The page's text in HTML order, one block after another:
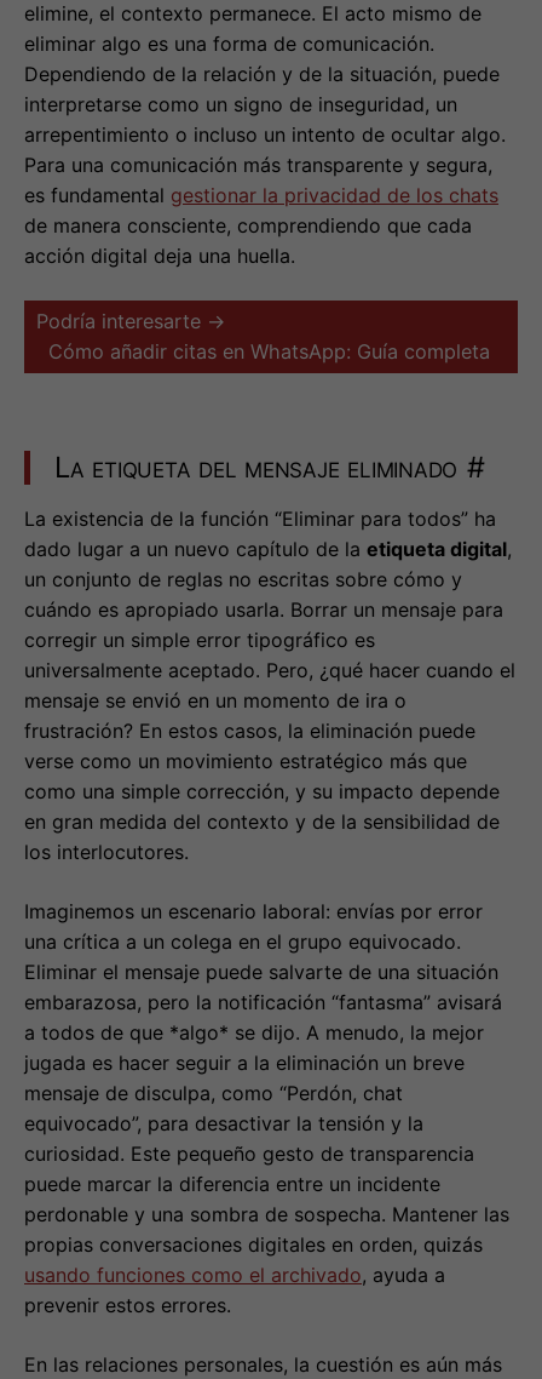
elimine, el contexto permanece. El acto mismo de
eliminar algo es una forma de comunicación.
Dependiendo de la relación y de la situación, puede
interpretarse como un signo de inseguridad, un
arrepentimiento o incluso un intento de ocultar algo.
Para una comunicación más transparente y segura,
es fundamental gestionar la privacidad de los chats
de manera consciente, comprendiendo que cada
acción digital deja una huella.
Podría interesarte →
Cómo añadir citas en WhatsApp: Guía completa
La etiqueta del mensaje eliminado #
La existencia de la función “Eliminar para todos” ha
dado lugar a un nuevo capítulo de la etiqueta digital,
un conjunto de reglas no escritas sobre cómo y
cuándo es apropiado usarla. Borrar un mensaje para
corregir un simple error tipográfico es
universalmente aceptado. Pero, ¿qué hacer cuando el
mensaje se envió en un momento de ira o
frustración? En estos casos, la eliminación puede
verse como un movimiento estratégico más que
como una simple corrección, y su impacto depende
en gran medida del contexto y de la sensibilidad de
los interlocutores.
Imaginemos un escenario laboral: envías por error
una crítica a un colega en el grupo equivocado.
Eliminar el mensaje puede salvarte de una situación
embarazosa, pero la notificación “fantasma” avisará
a todos de que *algo* se dijo. A menudo, la mejor
jugada es hacer seguir a la eliminación un breve
mensaje de disculpa, como “Perdón, chat
equivocado”, para desactivar la tensión y la
curiosidad. Este pequeño gesto de transparencia
puede marcar la diferencia entre un incidente
perdonable y una sombra de sospecha. Mantener las
propias conversaciones digitales en orden, quizás
usando funciones como el archivado, ayuda a
prevenir estos errores.
En las relaciones personales, la cuestión es aún más